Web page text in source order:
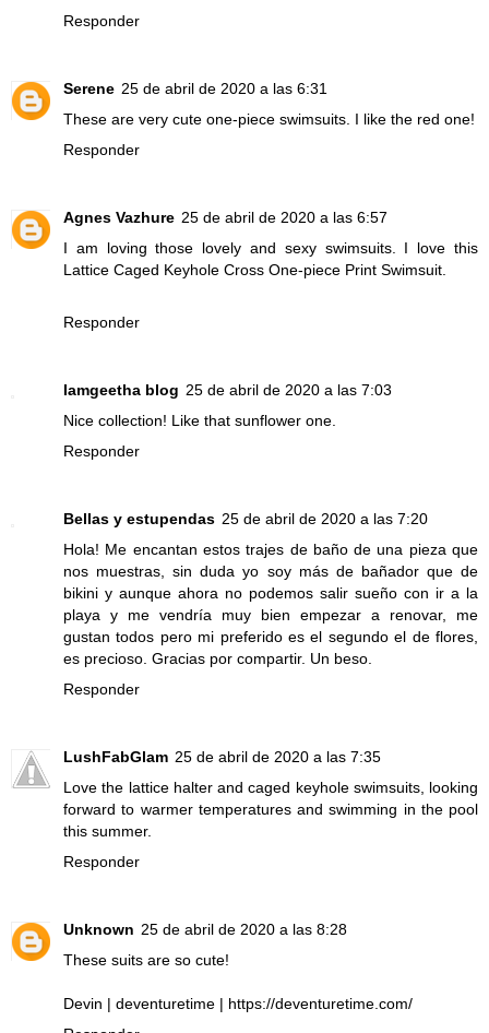
Responder
Serene 25 de abril de 2020 a las 6:31
These are very cute one-piece swimsuits. I like the red one!
Responder
Agnes Vazhure 25 de abril de 2020 a las 6:57
I am loving those lovely and sexy swimsuits. I love this
Lattice Caged Keyhole Cross One-piece Print Swimsuit.
Responder
Iamgeetha blog 25 de abril de 2020 a las 7:03
Nice collection! Like that sunflower one.
Responder
Bellas y estupendas 25 de abril de 2020 a las 7:20
Hola! Me encantan estos trajes de baño de una pieza que
nos muestras, sin duda yo soy más de bañador que de
bikini y aunque ahora no podemos salir sueño con ir a la
playa y me vendría muy bien empezar a renovar, me
gustan todos pero mi preferido es el segundo el de flores,
es precioso. Gracias por compartir. Un beso.
Responder
LushFabGlam 25 de abril de 2020 a las 7:35
Love the lattice halter and caged keyhole swimsuits, looking
forward to warmer temperatures and swimming in the pool
this summer.
Responder
Unknown 25 de abril de 2020 a las 8:28
These suits are so cute!
Devin | deventuretime | https://deventuretime.com/